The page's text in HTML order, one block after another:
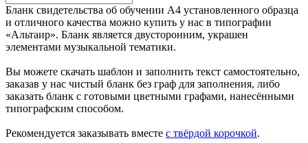
Бланк свидетельства об обучении А4 установленного образца
и отличного качества можно купить у нас в типографии
«Альтаир». Бланк является двусторонним, украшен
элементами музыкальной тематики.
Вы можете скачать шаблон и заполнить текст самостоятельно,
заказав у нас чистый бланк без граф для заполнения, либо
заказать бланк с готовыми цветными графами, нанесёнными
типографским способом.
Рекомендуется заказывать вместе с твёрдой корочкой.